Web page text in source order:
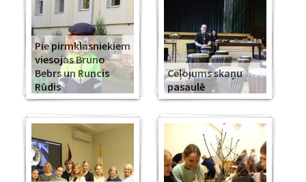
Pie pirmklasniekiem
viesojas Bruno
Bebrs un Runcis
Rūdis
Ceļojums skaņu
pasaulē